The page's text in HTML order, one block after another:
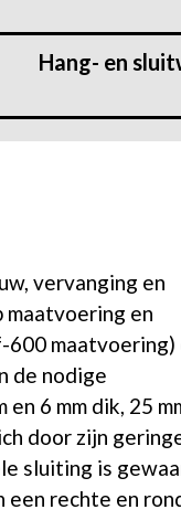
Hang- en
vervanging en
en
maatvoering)
de nodige
6 mm dik, 25
door zijn
sluiting is
een rechte en